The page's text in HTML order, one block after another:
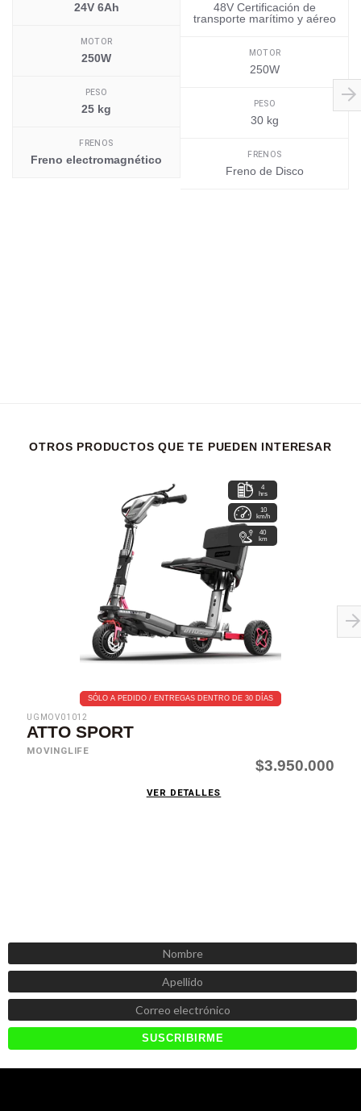
24V 6Ah
MOTOR
250W
PESO
25 kg
FRENOS
Freno electromagnético
48V Certificación de
transporte marítimo y aéreo
MOTOR
250W
PESO
30 kg
FRENOS
Freno de Disco
OTROS PRODUCTOS QUE TE PUEDEN INTERESAR
4
hrs
10
km/h
40
km
SÓLO A PEDIDO / ENTREGAS DENTRO DE 30 DÍAS
UGMOV01012
ATTO SPORT
MOVINGLIFE
$3.950.000
VER DETALLES